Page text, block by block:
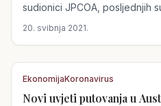
sudionici JPCOA, posljednjih
20. svibnja 2021.
EkonomijaKoronavirus
Novi uvjeti putovanja u